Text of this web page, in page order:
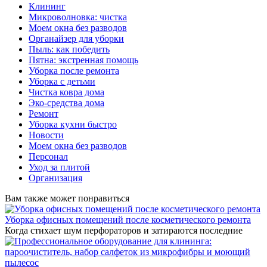
Клининг
Микроволновка: чистка
Моем окна без разводов
Органайзер для уборки
Пыль: как победить
Пятна: экстренная помощь
Уборка после ремонта
Уборка с детьми
Чистка ковра дома
Эко-средства дома
Ремонт
Уборка кухни быстро
Новости
Моем окна без разводов
Персонал
Уход за плитой
Организация
Вам также может понравиться
Уборка офисных помещений после косметического ремонта
Когда стихает шум перфораторов и затираются последние